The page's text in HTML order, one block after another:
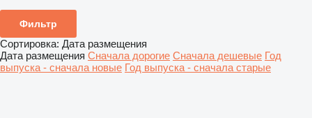
Фильтр
Сортировка: Дата размещения
Дата размещения Сначала дорогие Сначала дешевые Год
выпуска - сначала новые Год выпуска - сначала старые